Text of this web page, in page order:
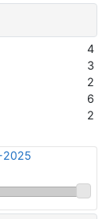
4
3
2
6
2